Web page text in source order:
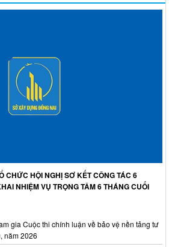
CHỨC HỘI NGHỊ SƠ KẾT CÔNG TÁC 6
NHIỆM VỤ TRỌNG TÂM 6 THÁNG CUỐI
gia Cuộc thi chính luận về bảo vệ nền tảng tư
năm 2026